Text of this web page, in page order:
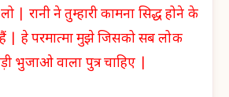
| रानी ने तुम्हारी कामना सिद्ध होने के
| हे परमात्मा मुझे जिसको सब लोक
भुजाओ वाला पुत्र चाहिए |